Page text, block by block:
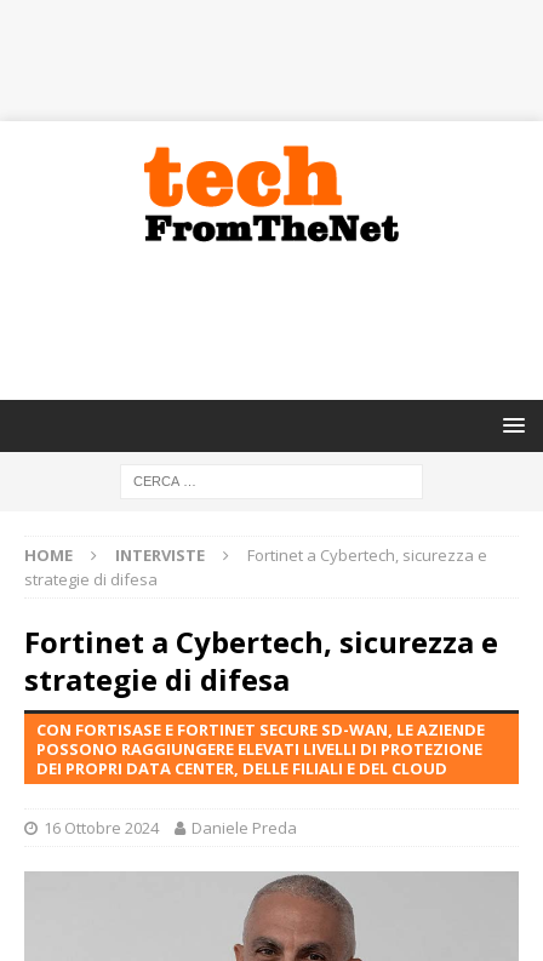
HOME INTERVISTE
Fortinet a Cybertech, sicurezza e
strategie di difesa
Fortinet a Cybertech, sicurezza e
strategie di difesa
CON FORTISASE E FORTINET SECURE SD-WAN, LE AZIENDE
POSSONO RAGGIUNGERE ELEVATI LIVELLI DI PROTEZIONE
DEI PROPRI DATA CENTER, DELLE FILIALI E DEL CLOUD
16 Ottobre 2024 Daniele Preda